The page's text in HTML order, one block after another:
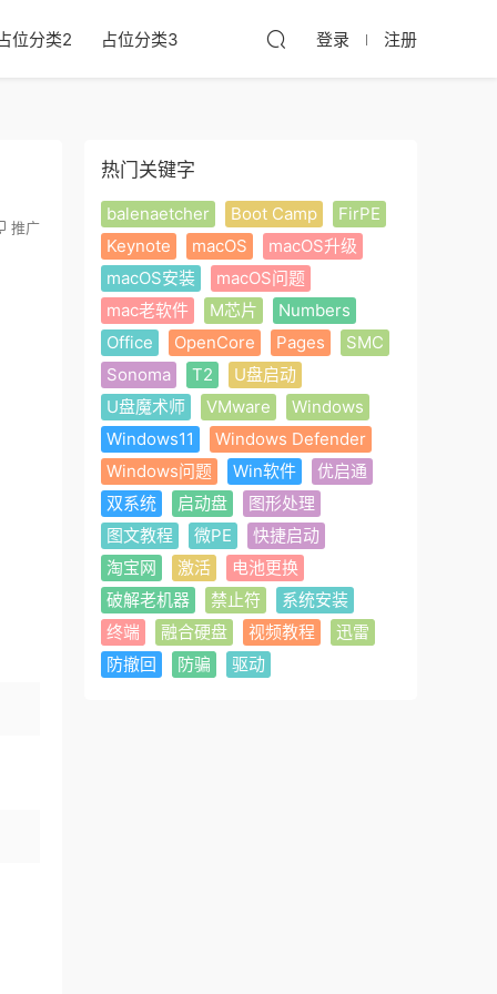
位分类2 占位分类3 登录 注册
推广
热门关键字
balenaetcher Boot Camp
FirPE
Keynote
macOS
macOS升级
macOS安装
macOS问题
mac老软件
M芯片
Numbers
Office
OpenCore Pages
SMC
Sonoma
T2
U盘启动
U盘魔术师
VMware
Windows
Windows11
Windows Defender
Windows问题
Win软件
优启通
双系统
启动盘
图形处理
图文教程
微PE
快捷启动
淘宝网
激活
电池更换
破解老机器
禁止符
系统安装
终端
融合硬盘 视频教程
迅雷
防撤回
防骗 驱动